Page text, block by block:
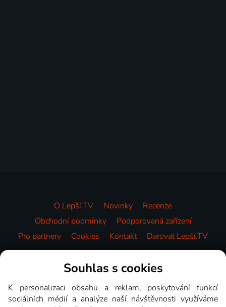
O Lepší.TV Novinky
Recenze
Obchodní podmínky
Podporovaná zařízení
Pro partnery
Cookies Kontakt Darovat Lepší.TV
Videotéka
Souhlas s cookies
K personalizaci obsahu a reklam, poskytování funkcí
sociálních médií a analýze naší návštěvnosti využíváme